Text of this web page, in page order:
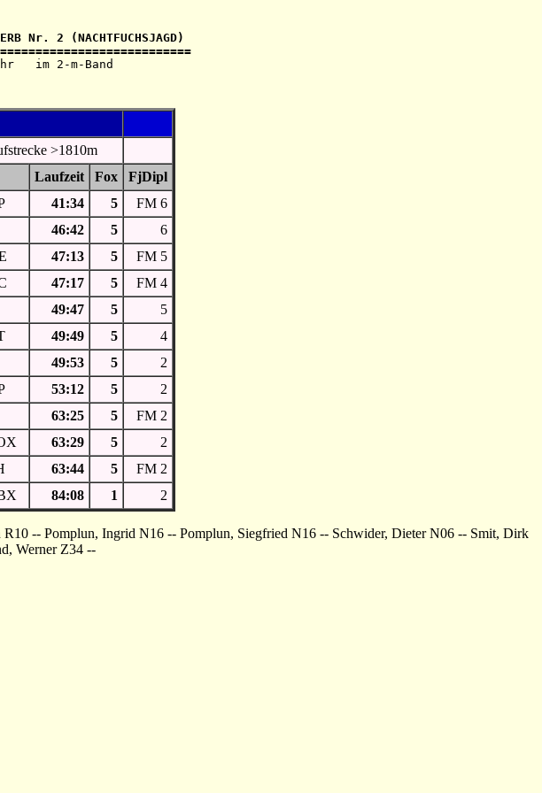
Nr. 2 (NACHTFUCHSJAGD)
>1810m
Laufzeit Fox
FjDipl
41:34 5
FM 6
46:42 5
6
47:13 5
FM 5
47:17 5
FM 4
49:47 5
5
49:49 5
4
49:53 5
2
53:12 5
2
63:25 5
FM 2
63:29 5
2
63:44 5
FM 2
84:08 1 2
-- Pomplun, Ingrid N16 -- Pomplun, Siegfried N16 -- Schwider, Dieter N06 -- Smit, Dirk
Werner Z34 --